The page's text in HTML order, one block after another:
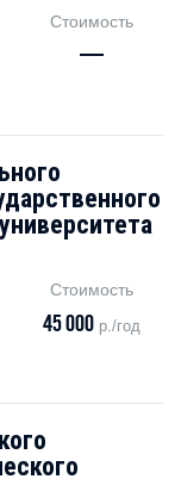
Стоимость
—
Стоимость
45 000 р./год